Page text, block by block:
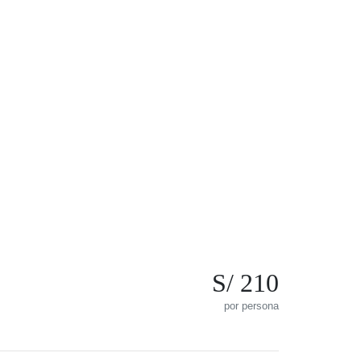
S/ 210
por persona